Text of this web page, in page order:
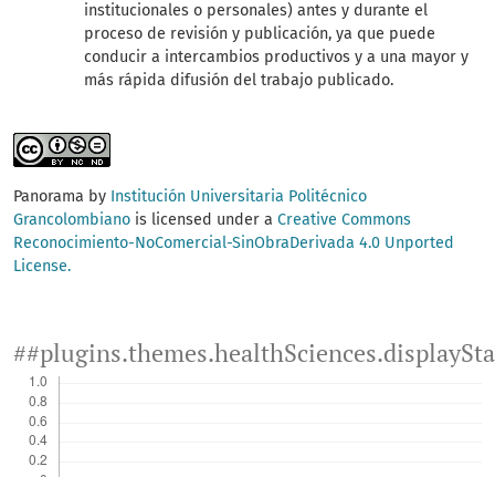
institucionales o personales) antes y durante el
proceso de revisión y publicación, ya que puede
conducir a intercambios productivos y a una mayor y
más rápida difusión del trabajo publicado.
Panorama by Institución Universitaria Politécnico
Grancolombiano is licensed under a Creative Commons
Reconocimiento-NoComercial-SinObraDerivada 4.0 Unported
License.